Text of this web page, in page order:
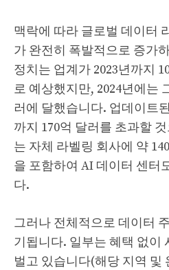
맥락에 따라 글로벌 데이터
가 완전히 폭발적으로 증가
정치는 업계가 2023년까지
로 예상했지만, 2024년에는
러에 달했습니다. 업데이트
까지 170억 달러를 초과할
는 자체 라벨링 회사에 약
을 포함하여 AI 데이터 센터
다.
그러나 전체적으로 데이터
기됩니다. 일부는 혜택 없이
벌고 있습니다(해당 지역 및